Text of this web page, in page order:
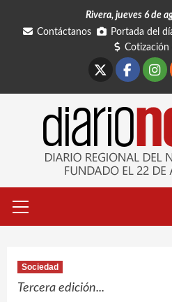
Rivera, jueves 6 de
Contáctanos
Portada del
Cotización
primario
Sociedad
Tercera edición...